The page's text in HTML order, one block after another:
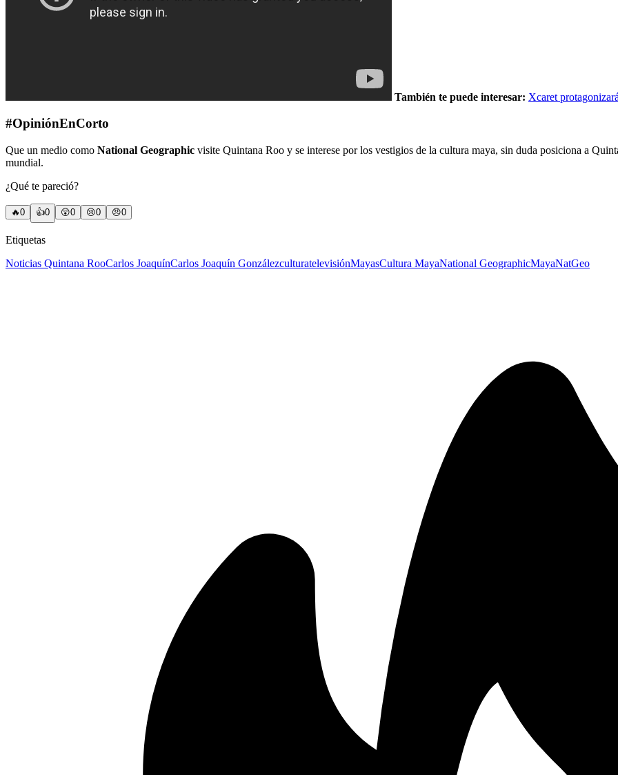
También te puede interesar: Xcaret
#OpiniónEnCorto
Que un medio como National Geographic visite Quintana Roo y se interese por los vestigios de la cultura maya, sin duda posiciona a
mundial.
¿Qué te pareció?
🔥0 👍0 😲0 😢0 😠0
Etiquetas
Noticias Quintana RooCarlos JoaquínCarlos Joaquín GonzálezculturatelevisiónMayasCultura MayaNational GeographicMayaNatGeo